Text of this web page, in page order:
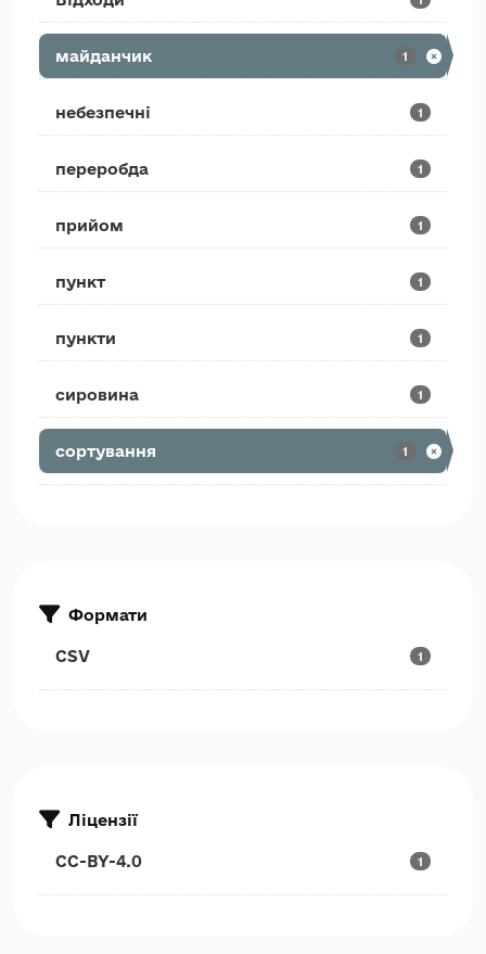
майданчик 1
небезпечні 1
переробда 1
прийом 1
пункт 1
пункти 1
сировина 1
сортування 1
Формати
CSV 1
Ліцензії
CC-BY-4.0 1